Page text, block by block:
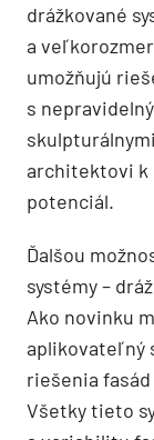
drážkované
a
umožňujú
s
architektovi k
potenciál.
Ďalšou
systémy –
Ako novinku
aplikovateľný
riešenia
Všetky tieto